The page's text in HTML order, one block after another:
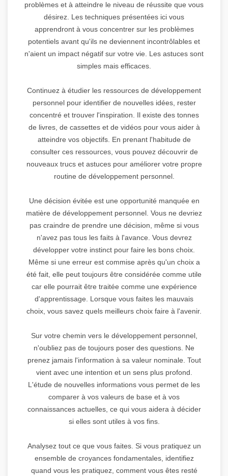
problèmes et à atteindre le niveau de réussite que vous
désirez. Les techniques présentées ici vous
apprendront à vous concentrer sur les problèmes
potentiels avant qu'ils ne deviennent incontrôlables et
n'aient un impact négatif sur votre vie. Les astuces sont
simples mais efficaces.
Continuez à étudier les ressources de développement
personnel pour identifier de nouvelles idées, rester
concentré et trouver l'inspiration. Il existe des tonnes
de livres, de cassettes et de vidéos pour vous aider à
atteindre vos objectifs. En prenant l'habitude de
consulter ces ressources, vous pouvez découvrir de
nouveaux trucs et astuces pour améliorer votre propre
routine de développement personnel.
Une décision évitée est une opportunité manquée en
matière de développement personnel. Vous ne devriez
pas craindre de prendre une décision, même si vous
n'avez pas tous les faits à l'avance. Vous devrez
développer votre instinct pour faire les bons choix.
Même si une erreur est commise après qu'un choix a
été fait, elle peut toujours être considérée comme utile
car elle pourrait être traitée comme une expérience
d'apprentissage. Lorsque vous faites les mauvais
choix, vous savez quels meilleurs choix faire à l'avenir.
Sur votre chemin vers le développement personnel,
n'oubliez pas de toujours poser des questions. Ne
prenez jamais l'information à sa valeur nominale. Tout
vient avec une intention et un sens plus profond.
L'étude de nouvelles informations vous permet de les
comparer à vos valeurs de base et à vos
connaissances actuelles, ce qui vous aidera à décider
si elles sont utiles à vos fins.
Analysez tout ce que vous faites. Si vous pratiquez un
ensemble de croyances fondamentales, identifiez
quand vous les pratiquez, comment vous êtes resté